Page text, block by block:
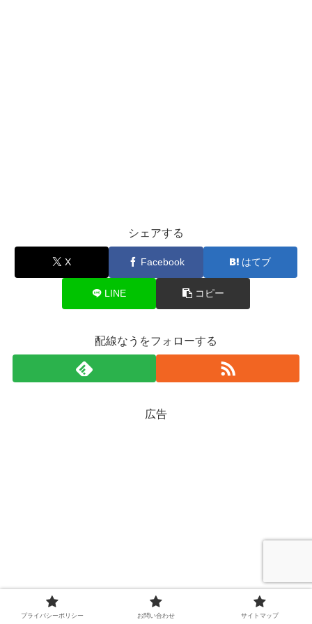
シェアする
X Facebook はてブ
LINE コピー
配線なうをフォローする
広告
プライバシーポリシー お問い合わせ サイトマップ